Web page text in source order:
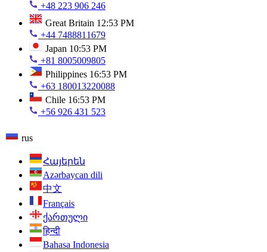
+48 223 906 246
Great Britain 12:53 PM
+44 7488811679
Japan 10:53 PM
+81 8005009805
Philippines 16:53 PM
+63 180013220088
Chile 16:53 PM
+56 926 431 523
rus
Հայերեն
Azərbaycan dili
中文
Français
ქართული
हिन्दी
Bahasa Indonesia